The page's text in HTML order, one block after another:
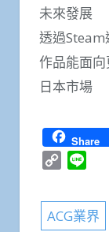
未來發展
透過Steam
作品能面
日本市場
Share
Copy
ACG業界